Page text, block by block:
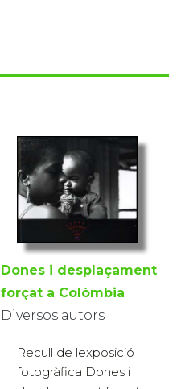
Dones i desplaçament
forçat a Colòmbia
Diversos autors
Recull de lexposició
fotogràfica Dones i